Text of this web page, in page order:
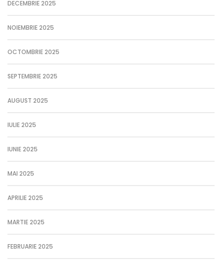
DECEMBRIE 2025
NOIEMBRIE 2025
OCTOMBRIE 2025
SEPTEMBRIE 2025
AUGUST 2025
IULIE 2025
IUNIE 2025
MAI 2025
APRILIE 2025
MARTIE 2025
FEBRUARIE 2025